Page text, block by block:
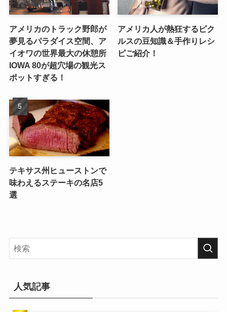
アメリカのトラック野郎が
夢見るパラダイス空間、ア
イオワの世界最大の休憩所
IOWA 80が超穴場の観光ス
ポットすぎる！
アメリカ人が熱狂するピク
ルスの豆知識＆手作りレシ
ピご紹介！
テキサス州ヒューストンで
味わえるステーキの名店5
選
人気記事